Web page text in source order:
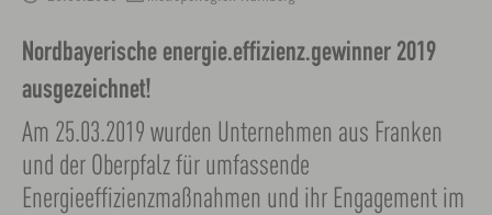
Nordbayerische energie.effizienz.gewinner 2019
ausgezeichnet!
Am 25.03.2019 wurden Unternehmen aus Franken
und der Oberpfalz für umfassende
Energieeffizienzmaßnahmen und ihr Engagement im